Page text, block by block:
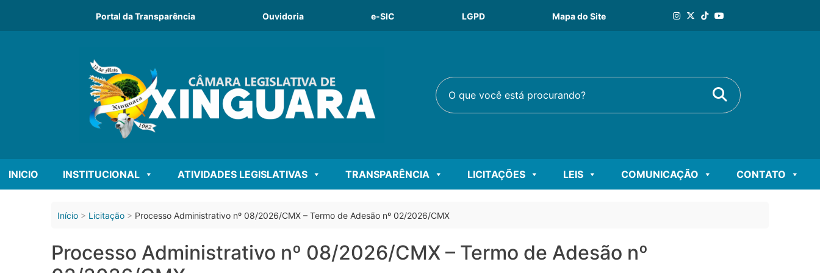
Portal da Transparência Ouvidoria e-SIC LGPD Mapa do Site
O que você está procurando? Buscar
INICIO INSTITUCIONAL ATIVIDADES LEGISLATIVAS TRANSPARÊNCIA LICITAÇÕES LEIS COMUNICAÇÃO CONTATO
Início Licitação Processo Administrativo nº 08/2026/CMX – Termo de Adesão nº 02/2026/CMX
Processo Administrativo nº 08/2026/CMX – Termo de Adesão nº